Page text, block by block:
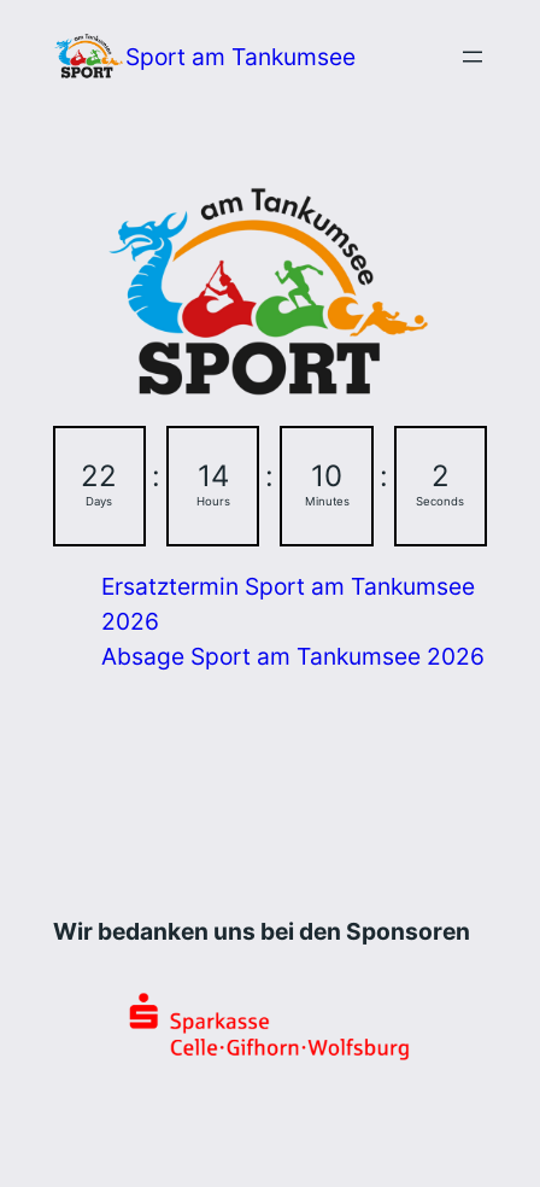
Inhalt
Sport am Tankumsee
22
Days
: 14
Hours
: 10
Minutes
: 1
Second
Ersatztermin Sport am Tankumsee
2026
Absage Sport am Tankumsee 2026
Wir bedanken uns bei den Sponsoren